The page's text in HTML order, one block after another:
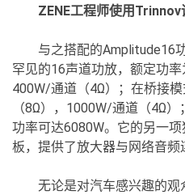
ZENE工程师使用
与之搭配的Amplitude16
罕见的16声道功放，额定功率
400W/通道（4Ω）；在桥接
（8Ω），1000W/通道（4Ω
功率可达6080W。它的另一
板，提供了放大器与网络音频
无论是对汽车感兴趣的